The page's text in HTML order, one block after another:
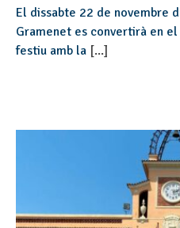
El dissabte 22 de novembre
Gramenet es convertirà en
festiu amb la [...]